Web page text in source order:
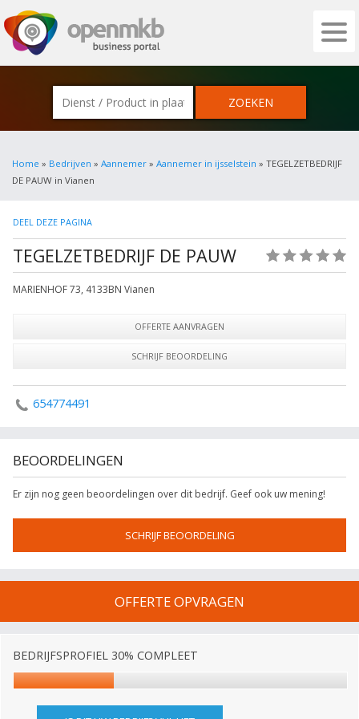
OPENMKB - DE ZAKELIJKE PORTAL
Home » Bedrijven » Aannemer » Aannemer in ijsselstein » TEGELZETBEDRIJF
DE PAUW in Vianen
DEEL DEZE PAGINA
TEGELZETBEDRIJF DE PAUW
MARIENHOF 73, 4133BN Vianen
OFFERTE AANVRAGEN
SCHRIJF BEOORDELING
654774491
BEOORDELINGEN
Er zijn nog geen beoordelingen over dit bedrijf. Geef ook uw mening!
SCHRIJF BEOORDELING
OFFERTE OPVRAGEN
BEDRIJFSPROFIEL 30% COMPLEET